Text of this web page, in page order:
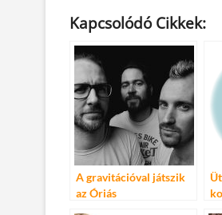
ac
e
b
o
o
k
w
itt
er
m
ail
u
m
Kapcsolódó Cikkek:
A gravitációval játszik
az Óriás